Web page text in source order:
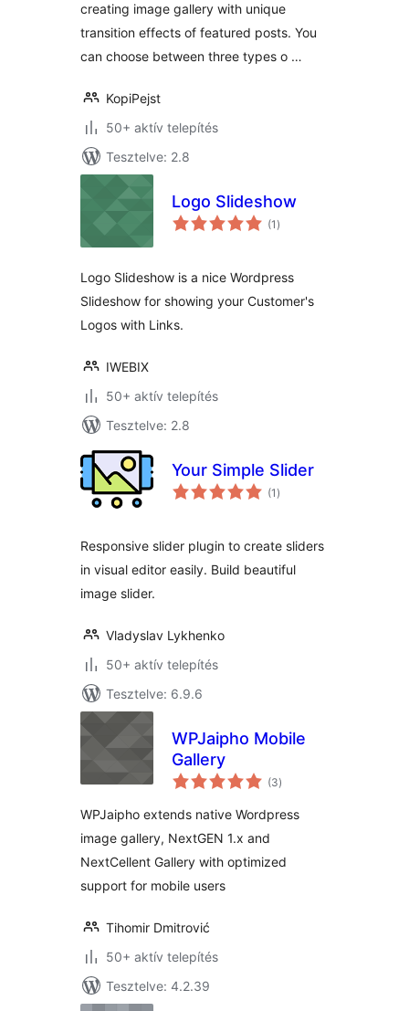
creating image gallery with unique
transition effects of featured posts. You
can choose between three types o …
KopiPejst
50+ aktív telepítés
Tesztelve: 2.8
Logo Slideshow
(1 értékelés
összesen
)
Logo Slideshow is a nice Wordpress
Slideshow for showing your Customer's
Logos with Links.
IWEBIX
50+ aktív telepítés
Tesztelve: 2.8
Your Simple Slider
(1 értékelés
összesen
)
Responsive slider plugin to create sliders
in visual editor easily. Build beautiful
image slider.
Vladyslav Lykhenko
50+ aktív telepítés
Tesztelve: 6.9.6
WPJaipho Mobile
Gallery
(3értékelés
összesen
)
WPJaipho extends native Wordpress
image gallery, NextGEN 1.x and
NextCellent Gallery with optimized
support for mobile users
Tihomir Dmitrović
50+ aktív telepítés
Tesztelve: 4.2.39